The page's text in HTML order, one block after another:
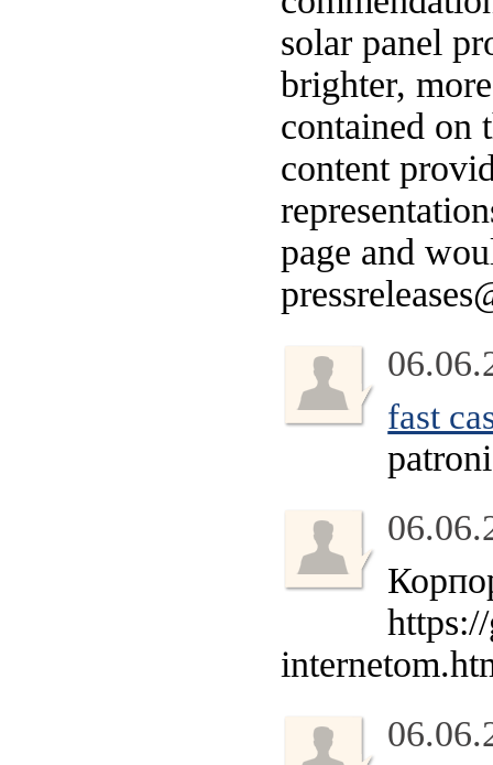
solar panel
brighter,
contained on
content
page and
fast